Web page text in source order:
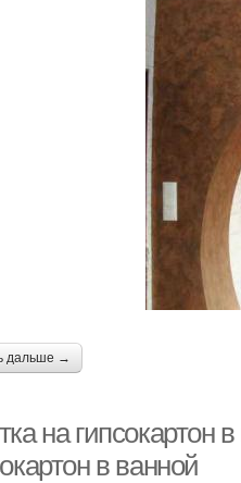
дальше →
на гипсокартон
в ванной